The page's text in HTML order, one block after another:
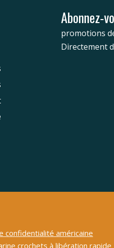
Abonnez-
promotions
Directement
confidentialité américaine
crochets à libération rapide